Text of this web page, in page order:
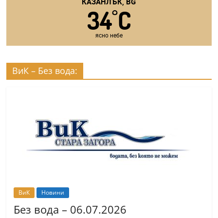
34°C
ясно небе
ВиК – Без вода:
ВиК Новини
Без вода – 06.07.2026